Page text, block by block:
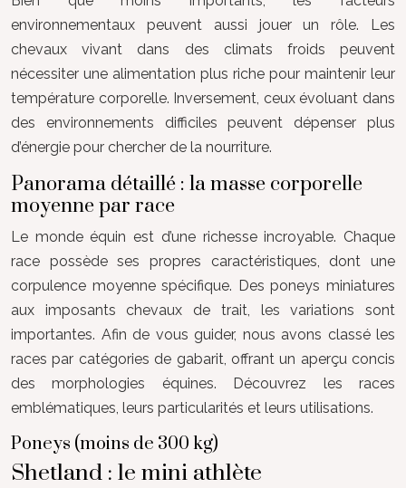
environnementaux peuvent aussi jouer un rôle. Les
chevaux vivant dans des climats froids peuvent
nécessiter une alimentation plus riche pour maintenir leur
température corporelle. Inversement, ceux évoluant dans
des environnements difficiles peuvent dépenser plus
d’énergie pour chercher de la nourriture.
Panorama détaillé : la masse corporelle
moyenne par race
Le monde équin est d’une richesse incroyable. Chaque
race possède ses propres caractéristiques, dont une
corpulence moyenne spécifique. Des poneys miniatures
aux imposants chevaux de trait, les variations sont
importantes. Afin de vous guider, nous avons classé les
races par catégories de gabarit, offrant un aperçu concis
des morphologies équines. Découvrez les races
emblématiques, leurs particularités et leurs utilisations.
Poneys (moins de 300 kg)
Shetland : le mini athlète